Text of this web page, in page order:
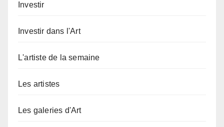
Investir
Investir dans l'Art
L'artiste de la semaine
Les artistes
Les galeries d'Art